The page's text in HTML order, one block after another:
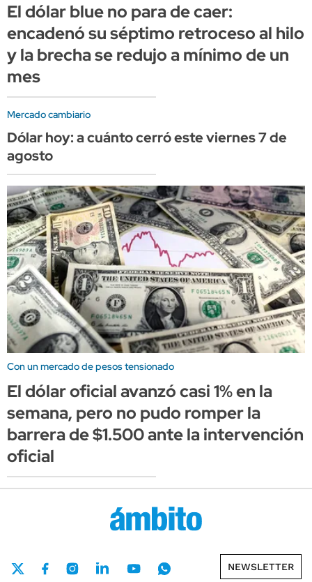
El dólar blue no para de caer:
encadenó su séptimo retroceso al hilo
y la brecha se redujo a mínimo de un
mes
Mercado cambiario
Dólar hoy: a cuánto cerró este viernes 7 de
agosto
Con un mercado de pesos tensionado
El dólar oficial avanzó casi 1% en la
semana, pero no pudo romper la
barrera de $1.500 ante la intervención
oficial
NEWSLETTER